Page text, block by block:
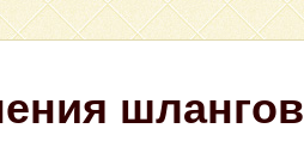
шлангов